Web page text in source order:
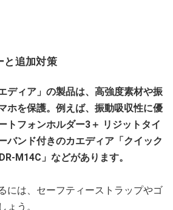
と追加対策
ディア」の製品は、高強度素材や振
ホを保護。例えば、振動吸収性に優
トフォンホルダー3＋ リジットタイ
バンド付きのカエディア「クイック
M14C」などがあります。
には、セーフティーストラップやゴ
ょう。